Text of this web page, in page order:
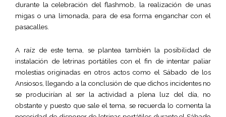
durante la celebración del flashmob, la realización de unas
migas o una limonada, para de esa forma enganchar con el
pasacalles.
A raíz de este tema, se plantea también la posibilidad de
instalación de letrinas portátiles con el fin de intentar paliar
molestias originadas en otros actos como el Sábado de los
Ansiosos, llegando a la conclusión de que dichos incidentes no
se producirían al ser la actividad a plena luz del día, no
obstante y puesto que sale el tema, se recuerda lo comenta la